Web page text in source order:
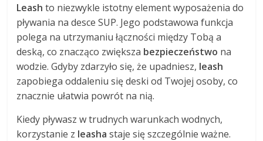
Leash to niezwykle istotny element wyposażenia do
pływania na desce SUP. Jego podstawowa funkcja
polega na utrzymaniu łączności między Tobą a
deską, co znacząco zwiększa bezpieczeństwo na
wodzie. Gdyby zdarzyło się, że upadniesz, leash
zapobiega oddaleniu się deski od Twojej osoby, co
znacznie ułatwia powrót na nią.
Kiedy pływasz w trudnych warunkach wodnych,
korzystanie z leasha staje się szczególnie ważne.